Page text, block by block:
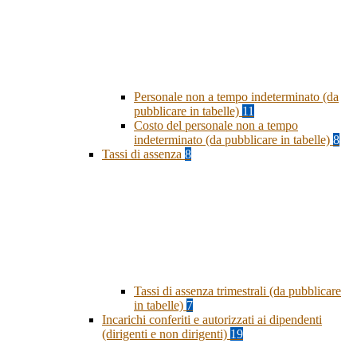
Personale non a tempo indeterminato (da
pubblicare in tabelle) 11
Costo del personale non a tempo
indeterminato (da pubblicare in tabelle) 8
Tassi di assenza 8
Tassi di assenza trimestrali (da pubblicare
in tabelle) 7
Incarichi conferiti e autorizzati ai dipendenti
(dirigenti e non dirigenti) 19